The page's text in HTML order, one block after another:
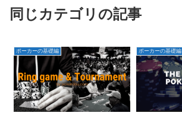
同じカテゴリの記事
ポーカーの基礎編 ポーカーの基礎編